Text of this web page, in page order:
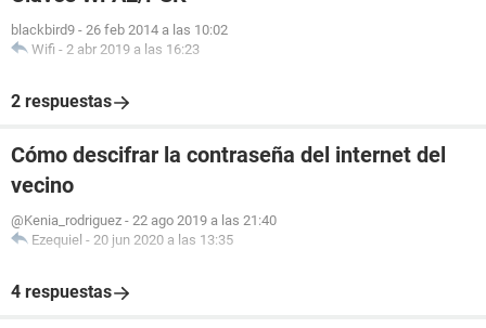
blackbird9 - 26 feb 2014 a las 10:02
Wifi - 2 abr 2019 a las 16:23
2 respuestas
Cómo descifrar la contraseña del internet del
vecino
@Kenia_rodriguez - 22 ago 2019 a las 21:40
Ezequiel - 20 jun 2020 a las 13:35
4 respuestas